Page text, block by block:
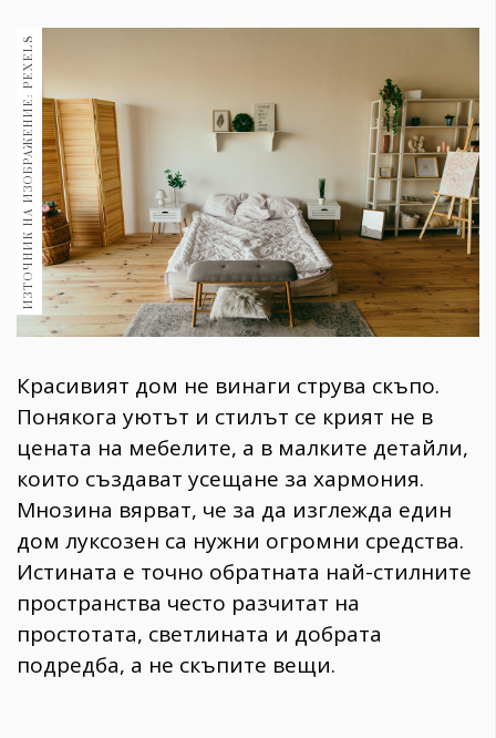
Книги
30+
Гурме 1710
Пътувай
237
Здраве 389
Gentlemen
382
Wellness
ПОСЛЕДВАЙТЕ
НИ
ИЗТОЧНИК НА ИЗОБРАЖЕНИЕ: PEXELS
Красивият дом не винаги струва скъпо.
Понякога уютът и стилът се крият не в
цената на мебелите, а в малките детайли,
които създават усещане за хармония.
Мнозина вярват, че за да изглежда един
дом луксозен са нужни огромни средства.
Истината е точно обратната най-стилните
пространства често разчитат на
простотата, светлината и добрата
подредба, а не скъпите вещи.